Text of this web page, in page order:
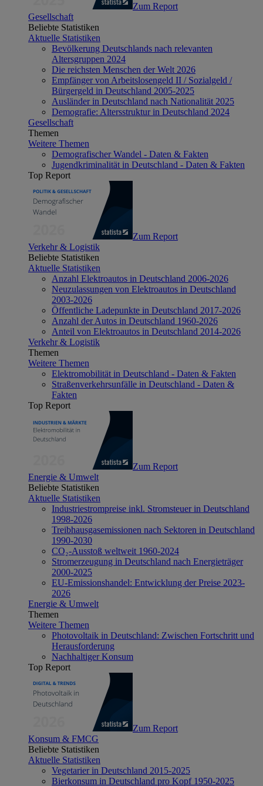
Zum Report
Gesellschaft
Beliebte Statistiken
Aktuelle Statistiken
Bevölkerung Deutschlands nach relevanten
Altersgruppen 2024
Die reichsten Menschen der Welt 2026
Empfänger von Arbeitslosengeld II / Sozialgeld /
Bürgergeld in Deutschland 2005-2025
Ausländer in Deutschland nach Nationalität 2025
Demografie: Altersstruktur in Deutschland 2024
Gesellschaft
Themen
Weitere Themen
Demografischer Wandel - Daten & Fakten
Jugendkriminalität in Deutschland - Daten & Fakten
Top Report
Zum Report
Verkehr & Logistik
Beliebte Statistiken
Aktuelle Statistiken
Anzahl Elektroautos in Deutschland 2006-2026
Neuzulassungen von Elektroautos in Deutschland
2003-2026
Öffentliche Ladepunkte in Deutschland 2017-2026
Anzahl der Autos in Deutschland 1960-2026
Anteil von Elektroautos in Deutschland 2014-2026
Verkehr & Logistik
Themen
Weitere Themen
Elektromobilität in Deutschland - Daten & Fakten
Straßenverkehrsunfälle in Deutschland - Daten &
Fakten
Top Report
Zum Report
Energie & Umwelt
Beliebte Statistiken
Aktuelle Statistiken
Industriestrompreise inkl. Stromsteuer in Deutschland
1998-2026
Treibhausgasemissionen nach Sektoren in Deutschland
1990-2030
CO₂-Ausstoß weltweit 1960-2024
Stromerzeugung in Deutschland nach Energieträger
2000-2025
EU-Emissionshandel: Entwicklung der Preise 2023-
2026
Energie & Umwelt
Themen
Weitere Themen
Photovoltaik in Deutschland: Zwischen Fortschritt und
Herausforderung
Nachhaltiger Konsum
Top Report
Zum Report
Konsum & FMCG
Beliebte Statistiken
Aktuelle Statistiken
Vegetarier in Deutschland 2015-2025
Bierkonsum in Deutschland pro Kopf 1950-2025